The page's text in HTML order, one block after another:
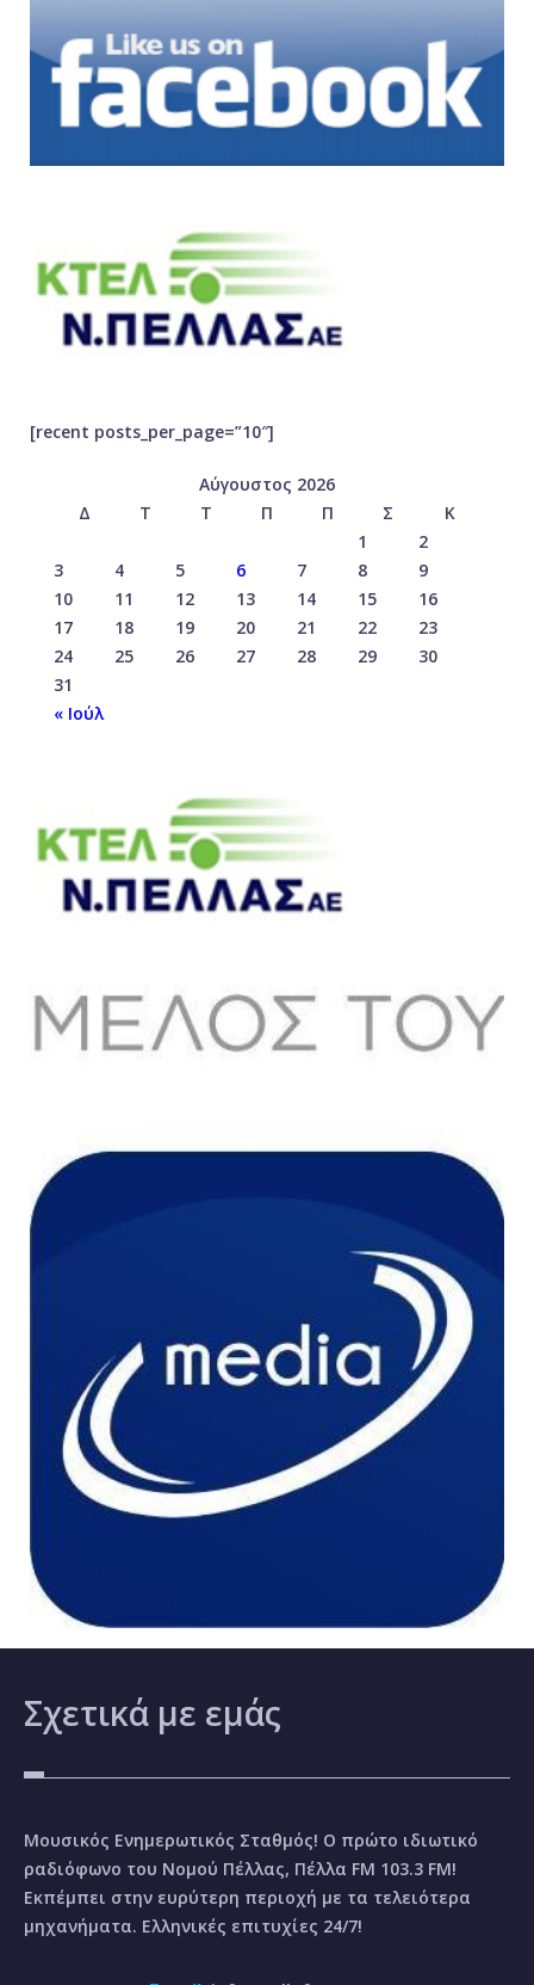
[recent posts_per_page=”10″]
Αύγουστος 2026
Δ
Τ Τ Π Π Σ
Κ
1
2
3
4 5 6 7 8
9
10
11 12 13 14 15
16
17
18 19 20 21 22
23
24
25 26 27 28 29
30
31
« Ιούλ
Σχετικά με εμάς
Μουσικός Ενημερωτικός Σταθμός! Ο πρώτο ιδιωτικό
ραδιόφωνο του Νομού Πέλλας, Πέλλα FM 103.3 FM!
Εκπέμπει στην ευρύτερη περιοχή με τα τελειότερα
μηχανήματα. Ελληνικές επιτυχίες 24/7!